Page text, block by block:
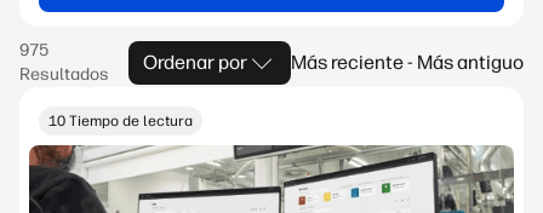
Ordenar por Más reciente - Más antiguo
10 Tiempo de lectura